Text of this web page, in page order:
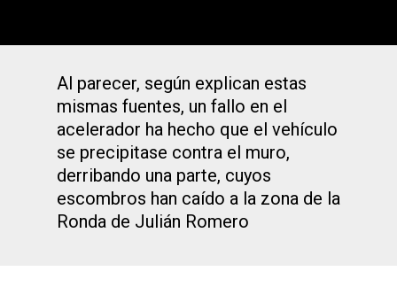
Al parecer, según explican estas
mismas fuentes, un fallo en el
acelerador ha hecho que el vehículo
se precipitase contra el muro,
derribando una parte, cuyos
escombros han caído a la zona de la
Ronda de Julián Romero